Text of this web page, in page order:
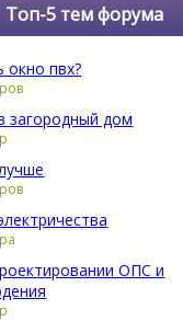
Топ-5 тем форума
окно пвх?
загородный дом
ОПС и